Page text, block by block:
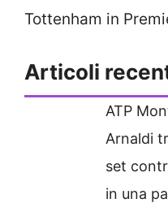
Tottenham in
Articoli
ATP
Arnaldi
set
in una